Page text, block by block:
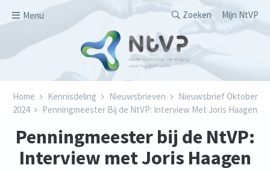
Menu
Secondary
Zoeken Mijn NtVP
Kruimelpad
Home Kennisdeling Nieuwsbrieven
Nieuwsbrief Oktober
2024
Penningmeester Bij de NtVP: Interview Met Joris Haagen
Penningmeester bij de NtVP:
Interview met Joris Haagen